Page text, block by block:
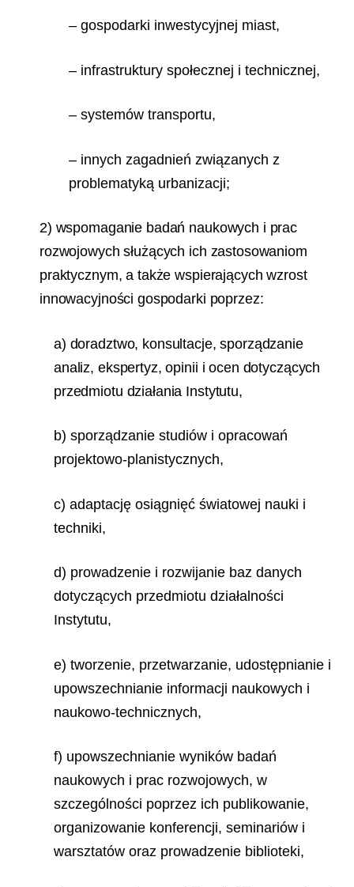
– gospodarki inwestycyjnej miast,
– infrastruktury społecznej i technicznej,
– systemów transportu,
– innych zagadnień związanych z
problematyką urbanizacji;
2) wspomaganie badań naukowych i prac
rozwojowych służących ich zastosowaniom
praktycznym, a także wspierających wzrost
innowacyjności gospodarki poprzez:
a) doradztwo, konsultacje, sporządzanie
analiz, ekspertyz, opinii i ocen dotyczących
przedmiotu działania Instytutu,
b) sporządzanie studiów i opracowań
projektowo-planistycznych,
c) adaptację osiągnięć światowej nauki i
techniki,
d) prowadzenie i rozwijanie baz danych
dotyczących przedmiotu działalności
Instytutu,
e) tworzenie, przetwarzanie, udostępnianie i
upowszechnianie informacji naukowych i
naukowo-technicznych,
f) upowszechnianie wyników badań
naukowych i prac rozwojowych, w
szczególności poprzez ich publikowanie,
organizowanie konferencji, seminariów i
warsztatów oraz prowadzenie biblioteki,